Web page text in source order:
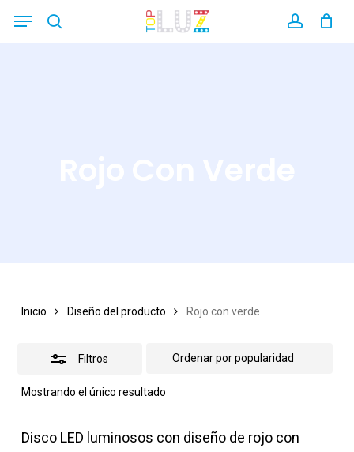
Menu
Inicio Diseño del producto Rojo con verde
Filtros
Mostrando el único resultado
Disco LED luminosos con diseño de rojo con